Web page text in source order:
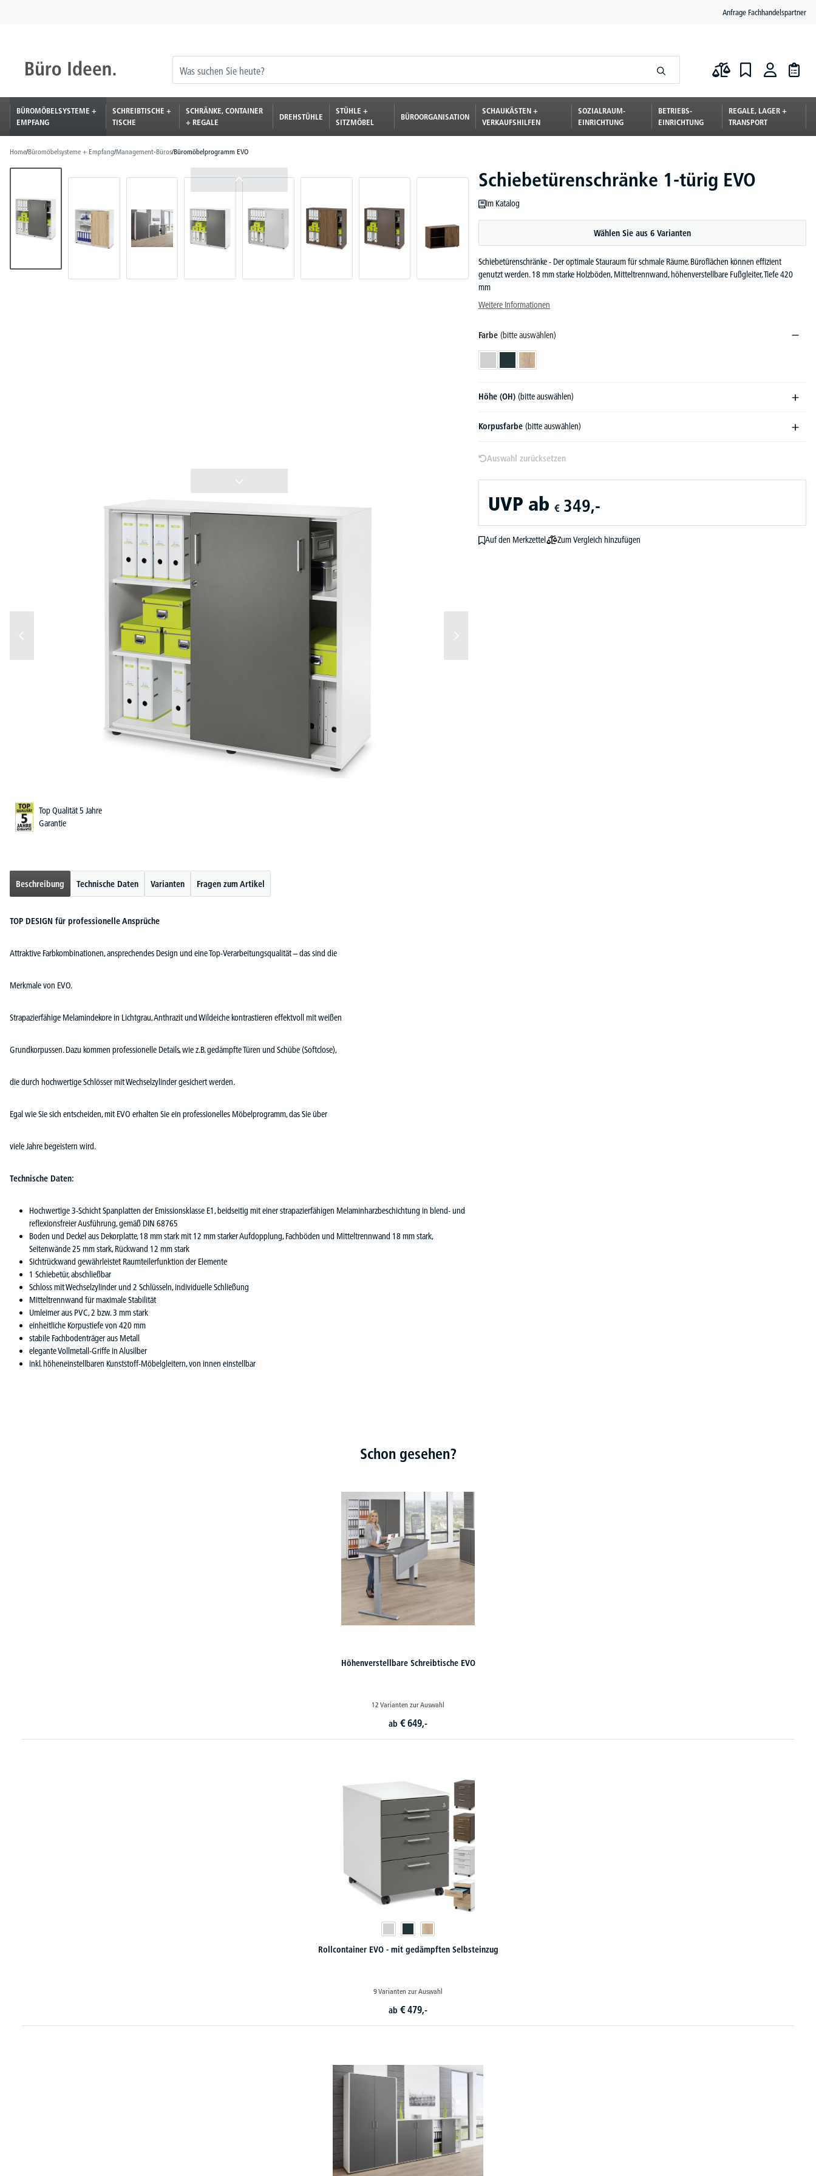
Anfrage Fachhandelspartner
BÜROMÖBELSYSTEME +
EMPFANG
SCHREIBTISCHE +
TISCHE
SCHRÄNKE, CONTAINER
+ REGALE
DREHSTÜHLE
STÜHLE +
SITZMÖBEL
BÜROORGANISATION
SCHAUKÄSTEN +
VERKAUFSHILFEN
SOZIALRAUM-
EINRICHTUNG
BETRIEBS-
EINRICHTUNG
REGALE, LAGER +
TRANSPORT
Home/Büromöbelsysteme + Empfang/Management-Büros/Büromöbelprogramm EVO
Schiebetürenschränke 1-türig EVO
Im Katalog
Wählen Sie aus 6 Varianten
Schiebetürenschränke - Der optimale Stauraum für schmale Räume. Büroflächen können effizient
genutzt werden. 18 mm starke Holzböden, Mitteltrennwand, höhenverstellbare Fußgleiter, Tiefe 420
mm
Weitere Informationen
Farbe (bitte auswählen)
AnthrazitWildeiche
Höhe (OH) (bitte auswählen)
Korpusfarbe (bitte auswählen)
Auswahl zurücksetzen
UVP ab € 349,-
Auf den Merkzettel Zum Vergleich hinzufügen
Top Qualität 5 Jahre
Garantie
Beschreibung Technische Daten Varianten Fragen zum Artikel
TOP DESIGN für professionelle Ansprüche
Attraktive Farbkombinationen, ansprechendes Design und eine Top-Verarbeitungsqualität – das sind die
Merkmale von EVO.
Strapazierfähige Melamindekore in Lichtgrau, Anthrazit und Wildeiche kontrastieren effektvoll mit weißen
Grundkorpussen. Dazu kommen professionelle Details, wie z.B. gedämpfte Türen und Schübe (Softclose),
die durch hochwertige Schlösser mit Wechselzylinder gesichert werden.
Egal wie Sie sich entscheiden, mit EVO erhalten Sie ein professionelles Möbelprogramm, das Sie über
viele Jahre begeistern wird.
Technische Daten:
Hochwertige 3-Schicht Spanplatten der Emissionsklasse E1, beidseitig mit einer strapazierfähigen Melaminharzbeschichtung in blend- und
reflexionsfreier Ausführung, gemäß DIN 68765
Boden und Deckel aus Dekorplatte, 18 mm stark mit 12 mm starker Aufdopplung, Fachböden und Mitteltrennwand 18 mm stark,
Seitenwände 25 mm stark, Rückwand 12 mm stark
Sichtrückwand gewährleistet Raumteilerfunktion der Elemente
1 Schiebetür, abschließbar
Schloss mit Wechselzylinder und 2 Schlüsseln, individuelle Schließung
Mitteltrennwand für maximale Stabilität
Umleimer aus PVC, 2 bzw. 3 mm stark
einheitliche Korpustiefe von 420 mm
stabile Fachbodenträger aus Metall
elegante Vollmetall-Griffe in Alusilber
inkl. höheneinstellbaren Kunststoff-Möbelgleitern, von innen einstellbar
Schon gesehen?
Höhenverstellbare Schreibtische EVO
12 Varianten zur Auswahl
ab € 649,-
Rollcontainer EVO - mit gedämpften Selbsteinzug
9 Varianten zur Auswahl
ab € 479,-